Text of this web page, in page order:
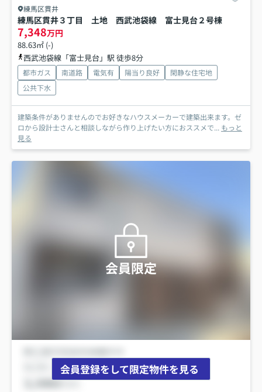
練馬区貫井
練馬区貫井３丁目 土地 西武池袋線 富士見台２号棟
7,348万円
88.63㎡ (-)
西武池袋線「富士見台」駅 徒歩8分
都市ガス 南道路 電気有 陽当り良好
閑静な住宅地
公共下水
建築条件がありませんのでお好きなハウスメーカーで建築出来ます。ゼ
ロから設計士さんと相談しながら作り上げたい方におススメで... もっと
見る
会員限定
会員登録をして限定物件を見る